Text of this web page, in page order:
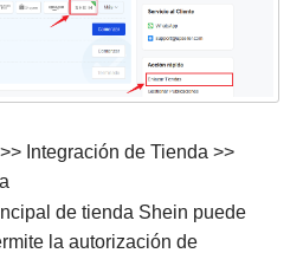
Integración de Tienda >>
de tienda Shein puede
la autorización de